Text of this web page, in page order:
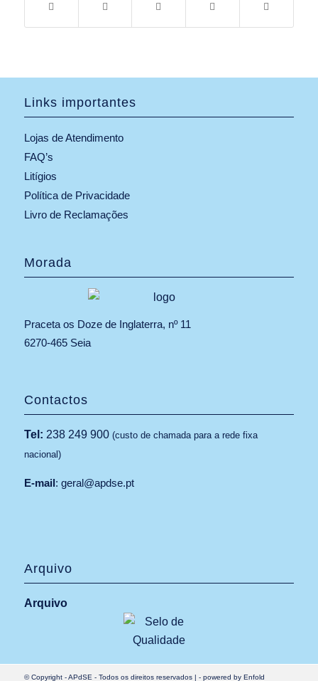
Links importantes
Lojas de Atendimento
FAQ’s
Litígios
Política de Privacidade
Livro de Reclamações
Morada
Praceta os Doze de Inglaterra, nº 11
6270-465 Seia
Contactos
Tel: 238 249 900(custo de chamada para a rede fixa
nacional)
E-mail: geral@apdse.pt
Arquivo
Arquivo
© Copyright -APdSE - Todos os direitos reservados | - powered by Enfold